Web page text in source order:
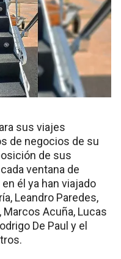
sus viajes
de negocios de su
de sus
ventana de
él ya han viajado
Leandro Paredes,
Marcos Acuña, Lucas
De Paul y el